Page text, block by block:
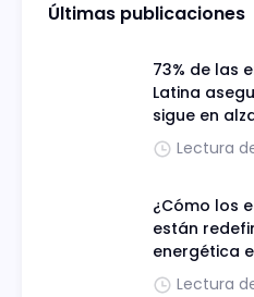
Últimas publicaciones
73% de las
Latina
sigue en
Lectura
¿Cómo los
están
energética
Lectura